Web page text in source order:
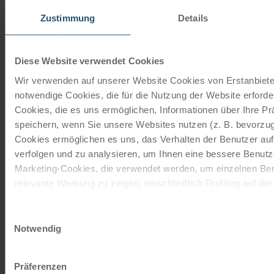
Zustimmung Details
Diese Website verwendet Cookies
Wir verwenden auf unserer Website Cookies von
notwendige Cookies, die für die Nutzung der Website
Cookies, die es uns ermöglichen, Informationen über Ihre
speichern, wenn Sie unsere Websites nutzen (z. B.
Cookies ermöglichen es uns, das Verhalten der Benutzer
verfolgen und zu analysieren, um Ihnen eine bessere
Marketing-Cookies, die verwendet werden, um einzelnen
relevante Werbung zu zeigen, einschließlich Profiling auf
entscheiden, nur notwendige Cookies zu verwenden, indem
Impressum
Notwendig
Präferenzen
Unsere Reisekataloge
Radkreuzfahrten
JETZT KOSTENFREI BESTELLEN
Schenken Sie unvergessliche
Momente!
Mit einem Reisegutschein haben Sie